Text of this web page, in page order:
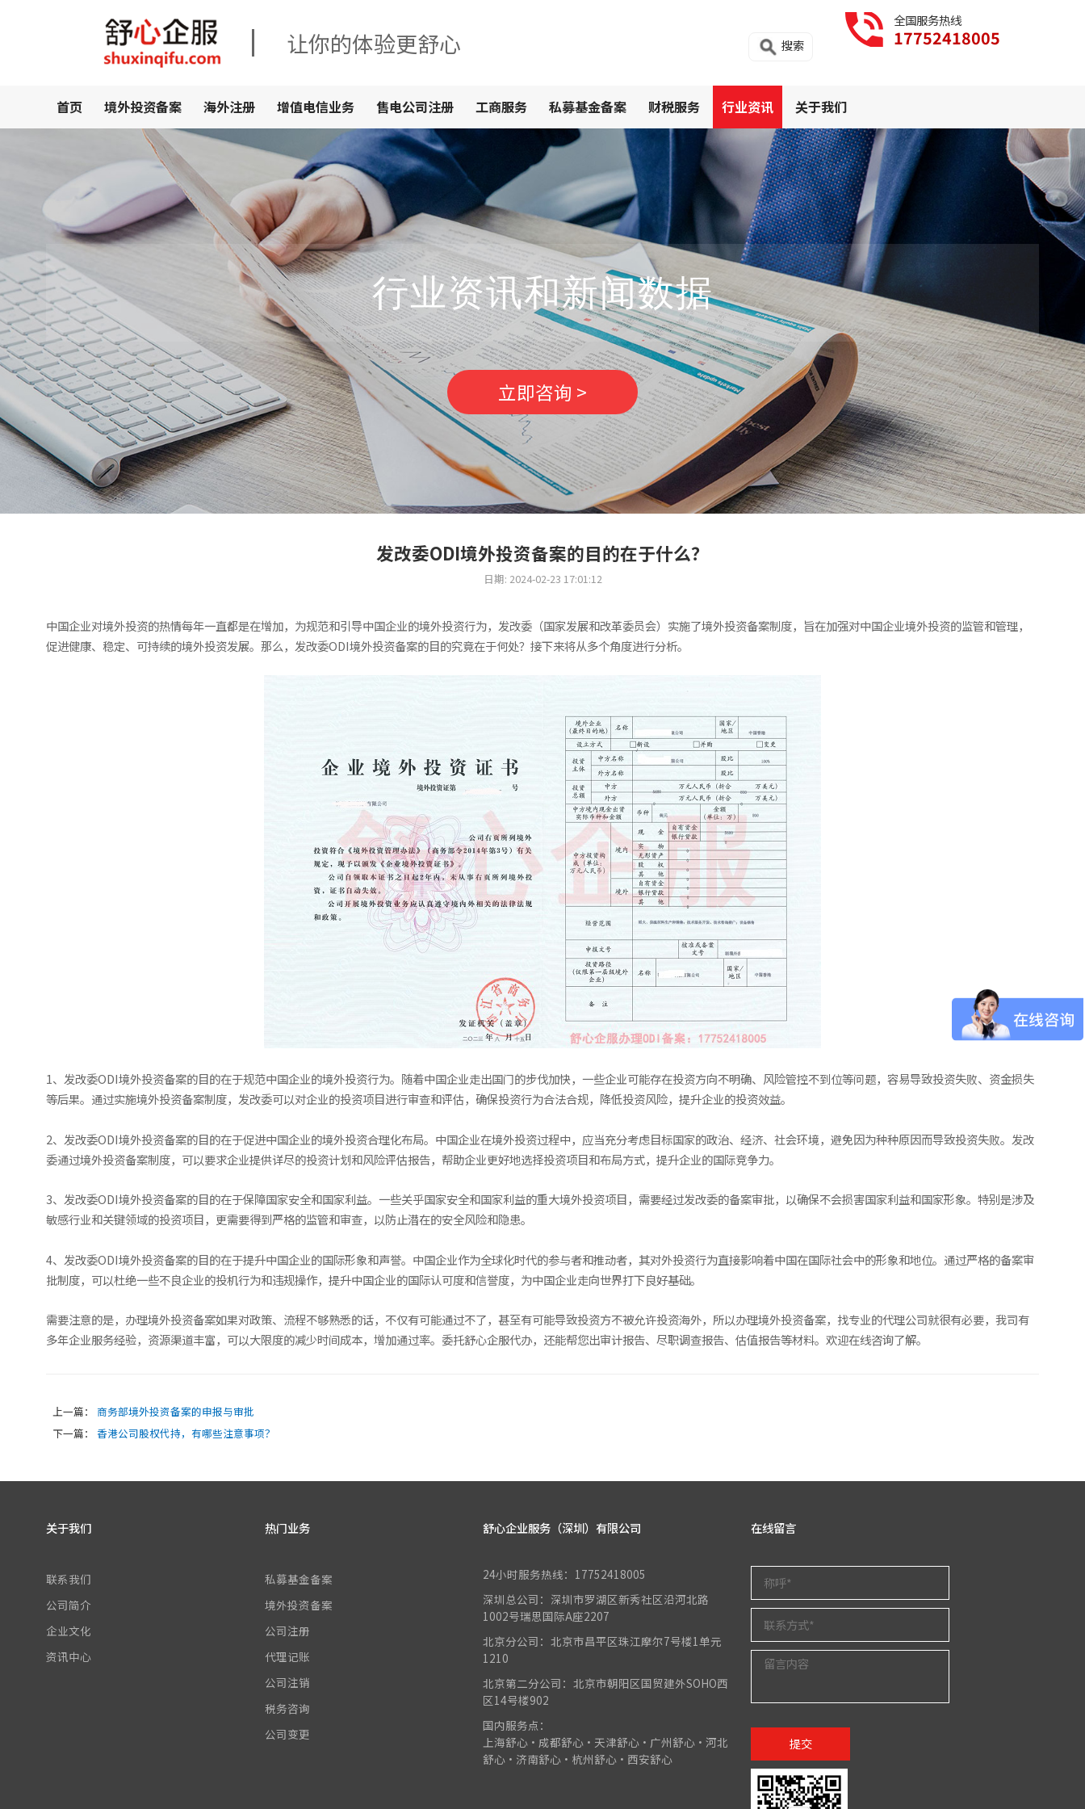
让你的体验更舒心
全国服务热线
17752418005
搜索
首页 境外投资备案 海外注册 增值电信业务 售电公司注册 工商服务 私募基金备案 财税服务 行业资讯 关于我们
行业资讯和新闻数据
立即咨询 >
发改委ODI境外投资备案的目的在于什么？
日期: 2024-02-23 17:01:12
中国企业对境外投资的热情每年一直都是在增加，为规范和引导中国企业的境外投资行为，发改委（国家发展和改革委员会）实施了境外投资备案制度，旨在加强对中国企业境外投资的监管和管理，
促进健康、稳定、可持续的境外投资发展。那么，发改委ODI境外投资备案的目的究竟在于何处？接下来将从多个角度进行分析。
1、发改委ODI境外投资备案的目的在于规范中国企业的境外投资行为。随着中国企业走出国门的步伐加快，一些企业可能存在投资方向不明确、风险管控不到位等问题，容易导致投资失败、资金损失
等后果。通过实施境外投资备案制度，发改委可以对企业的投资项目进行审查和评估，确保投资行为合法合规，降低投资风险，提升企业的投资效益。
2、发改委ODI境外投资备案的目的在于促进中国企业的境外投资合理化布局。中国企业在境外投资过程中，应当充分考虑目标国家的政治、经济、社会环境，避免因为种种原因而导致投资失败。发改
委通过境外投资备案制度，可以要求企业提供详尽的投资计划和风险评估报告，帮助企业更好地选择投资项目和布局方式，提升企业的国际竞争力。
3、发改委ODI境外投资备案的目的在于保障国家安全和国家利益。一些关乎国家安全和国家利益的重大境外投资项目，需要经过发改委的备案审批，以确保不会损害国家利益和国家形象。特别是涉及
敏感行业和关键领域的投资项目，更需要得到严格的监管和审查，以防止潜在的安全风险和隐患。
4、发改委ODI境外投资备案的目的在于提升中国企业的国际形象和声誉。中国企业作为全球化时代的参与者和推动者，其对外投资行为直接影响着中国在国际社会中的形象和地位。通过严格的备案审
批制度，可以杜绝一些不良企业的投机行为和违规操作，提升中国企业的国际认可度和信誉度，为中国企业走向世界打下良好基础。
需要注意的是，办理境外投资备案如果对政策、流程不够熟悉的话，不仅有可能通过不了，甚至有可能导致投资方不被允许投资海外，所以办理境外投资备案，找专业的代理公司就很有必要，我司有
多年企业服务经验，资源渠道丰富，可以大限度的减少时间成本，增加通过率。委托舒心企服代办，还能帮您出审计报告、尽职调查报告、估值报告等材料。欢迎在线咨询了解。
上一篇：
商务部境外投资备案的申报与审批
下一篇：
香港公司股权代持，有哪些注意事项？
关于我们
联系我们
公司简介
企业文化
资讯中心
热门业务
私募基金备案
境外投资备案
公司注册
代理记账
公司注销
税务咨询
公司变更
舒心企业服务（深圳）有限公司
24小时服务热线：17752418005
深圳总公司：深圳市罗湖区新秀社区沿河北路
1002号瑞思国际A座2207
北京分公司：北京市昌平区珠江摩尔7号楼1单元
1210
北京第二分公司：北京市朝阳区国贸建外SOHO西
区14号楼902
国内服务点：
上海舒心•成都舒心•天津舒心•广州舒心•河北
舒心•济南舒心•杭州舒心•西安舒心
在线留言
提交